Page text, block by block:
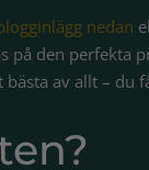
nedan
den perfekta
av allt – du